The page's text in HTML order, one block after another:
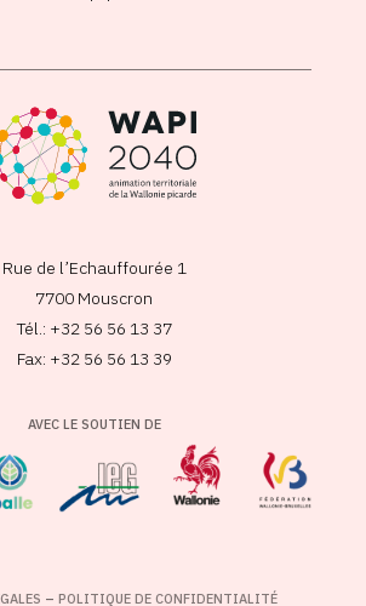
Rue de l’Echauffourée 1
7700 Mouscron
Tél.: +32 56 56 13 37
Fax: +32 56 56 13 39
AVEC LE SOUTIEN DE
–POLITIQUE DE CONFIDENTIALITÉ